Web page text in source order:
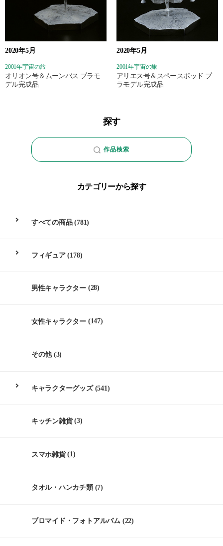
2020年5月
2001年宇宙の旅
オリオン号＆ムーンバス プラモ
デル完成品
2020年5月
2001年宇宙の旅
アリエス号＆スペースポッド プ
ラモデル完成品
探す
作品検索
カテゴリーから探す
すべての商品(781)
フィギュア(178)
男性キャラクター (28)
女性キャラクター (147)
その他(3)
キャラクターグッズ(541)
キッチン雑貨(3)
スマホ雑貨(1)
タオル・ハンカチ類(7)
ブロマイド・フォトアルバム (22)